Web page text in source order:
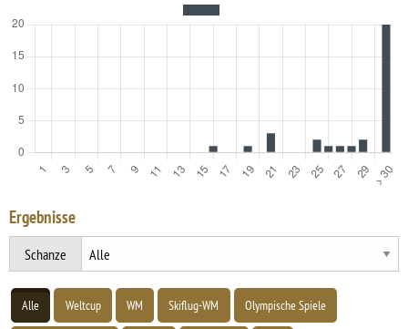
Ergebnisse
Schanze
Alle Weltcup WM Skiflug-WM Olympische Spiele